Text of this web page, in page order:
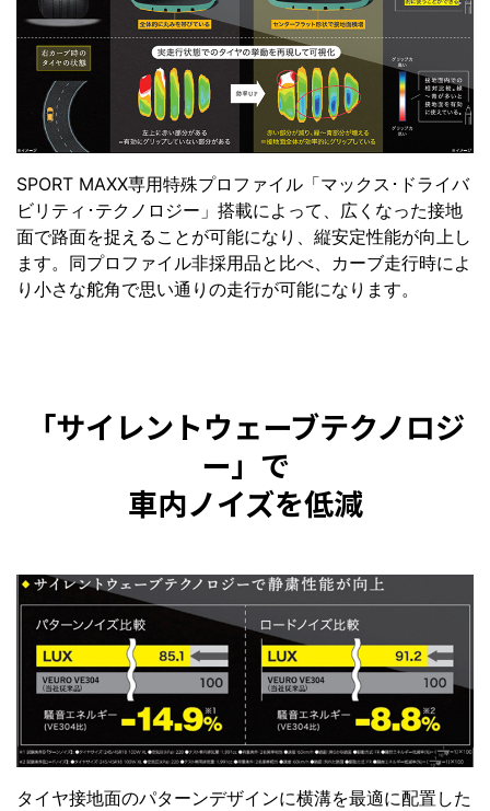
SPORT MAXX専用特殊プロファイル「マックス･ドライバ
ビリティ･テクノロジー」搭載によって、広くなった接地
面で路面を捉えることが可能になり、縦安定性能が向上し
ます。同プロファイル非採用品と比べ、カーブ走行時によ
り小さな舵角で思い通りの走行が可能になります。
「サイレントウェーブテクノロジ
ー」で
車内ノイズを低減
タイヤ接地面のパターンデザインに横溝を最適に配置した